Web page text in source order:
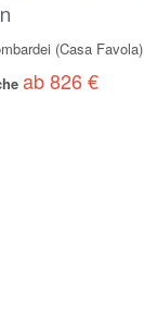
(Casa Favola)
ab 826 €